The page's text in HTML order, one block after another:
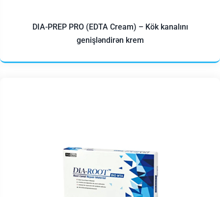
DIA-PREP PRO (EDTA Cream) – Kök kanalını
genişləndirən krem